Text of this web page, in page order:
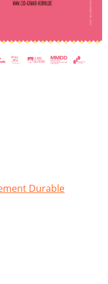
Durable